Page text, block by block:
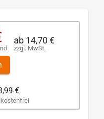
ab 14,70 €
zzgl. MwSt.
€